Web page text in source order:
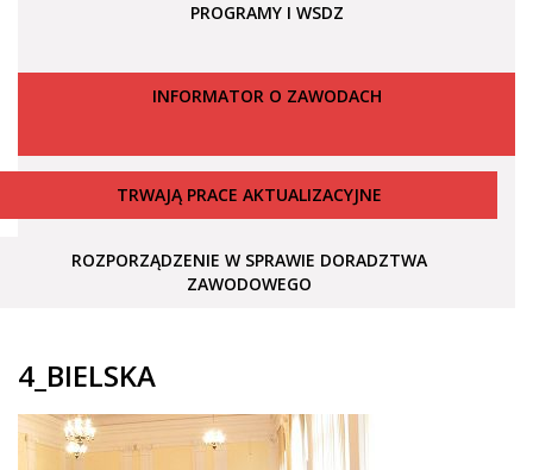
PROGRAMY I WSDZ
INFORMATOR O ZAWODACH
TRWAJĄ PRACE AKTUALIZACYJNE
ROZPORZĄDZENIE W SPRAWIE DORADZTWA
ZAWODOWEGO
4_BIELSKA